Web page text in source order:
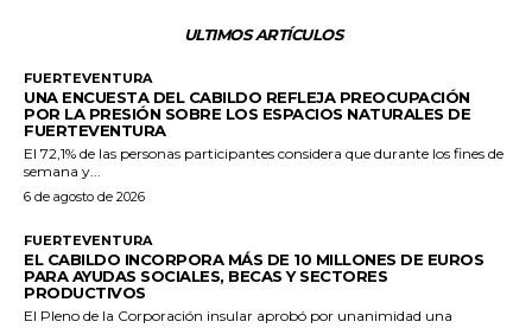
ULTIMOS ARTÍCULOS
FUERTEVENTURA
UNA ENCUESTA DEL CABILDO REFLEJA PREOCUPACIÓN
POR LA PRESIÓN SOBRE LOS ESPACIOS NATURALES DE
FUERTEVENTURA
El 72,1% de las personas participantes considera que durante los fines de
semana y...
6 de agosto de 2026
FUERTEVENTURA
EL CABILDO INCORPORA MÁS DE 10 MILLONES DE EUROS
PARA AYUDAS SOCIALES, BECAS Y SECTORES
PRODUCTIVOS
El Pleno de la Corporación insular aprobó por unanimidad una